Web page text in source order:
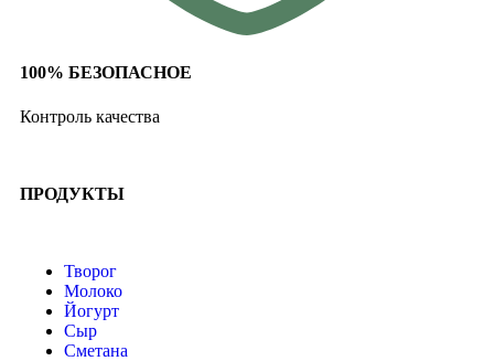
100% БЕЗОПАСНОЕ
Контроль качества
ПРОДУКТЫ
Творог
Молоко
Йогурт
Сыр
Сметана